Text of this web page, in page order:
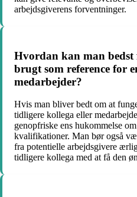
arbejdsgiverens forventninger.
Hvordan kan man bedst
brugt som reference for
medarbejder?
Hvis man bliver bedt om at
tidligere kollega eller
genopfriske ens hukommelse
kvalifikationer. Man bør også
fra potentielle arbejdsgivere
tidligere kollega med at få den